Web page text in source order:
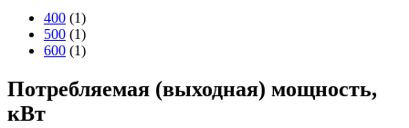
400 (1)
500 (1)
600 (1)
Потребляемая (выходная) мощность,
кВт